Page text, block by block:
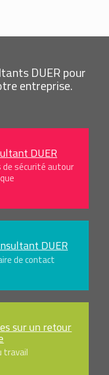
DUER pour
entreprise.
DUER
sécurité autour
DUER
de contact
sur un retour
travail